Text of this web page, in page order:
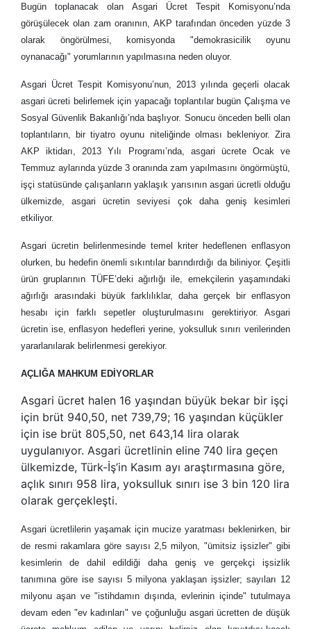
Bugün toplanacak olan Asgari Ücret Tespit Komisyonu’nda
görüşülecek olan zam oranının, AKP tarafından önceden yüzde 3
olarak öngörülmesi, komisyonda "demokrasicilik oyunu
oynanacağı" yorumlarının yapılmasına neden oluyor.
Asgari Ücret Tespit Komisyonu’nun, 2013 yılında geçerli olacak
asgari ücreti belirlemek için yapacağı toplantılar bugün Çalışma ve
Sosyal Güvenlik Bakanlığı’nda başlıyor. Sonucu önceden belli olan
toplantıların, bir tiyatro oyunu niteliğinde olması bekleniyor. Zira
AKP iktidarı, 2013 Yılı Programı’nda, asgari ücrete Ocak ve
Temmuz aylarında yüzde 3 oranında zam yapılmasını öngörmüştü,
işçi statüsünde çalışanların yaklaşık yarısının asgari ücretli olduğu
ülkemizde, asgari ücretin seviyesi çok daha geniş kesimleri
etkiliyor.
Asgari ücretin belirlenmesinde temel kriter hedeflenen enflasyon
olurken, bu hedefin önemli sıkıntılar barındırdığı da biliniyor. Çeşitli
ürün gruplarının TÜFE’deki ağırlığı ile, emekçilerin yaşamındaki
ağırlığı arasındaki büyük farklılıklar, daha gerçek bir enflasyon
hesabı için farklı sepetler oluşturulmasını gerektiriyor. Asgari
ücretin ise, enflasyon hedefleri yerine, yoksulluk sınırı verilerinden
yararlanılarak belirlenmesi gerekiyor.
AÇLIĞA MAHKUM EDİYORLAR
Asgari ücret halen 16 yaşından büyük bekar bir işçi
için brüt 940,50, net 739,79; 16 yaşından küçükler
için ise brüt 805,50, net 643,14 lira olarak
uygulanıyor. Asgari ücretlinin eline 740 lira geçen
ülkemizde, Türk-İş’in Kasım ayı araştırmasına göre,
açlık sınırı 958 lira, yoksulluk sınırı ise 3 bin 120 lira
olarak gerçekleşti.
Asgari ücretlilerin yaşamak için mucize yaratması beklenirken, bir
de resmi rakamlara göre sayısı 2,5 milyon, "ümitsiz işsizler" gibi
kesimlerin de dahil edildiği daha geniş ve gerçekçi işsizlik
tanımına göre ise sayısı 5 milyona yaklaşan işsizler; sayıları 12
milyonu aşan ve "istihdamın dışında, evlerinin içinde" tutulmaya
devam eden "ev kadınları" ve çoğunluğu asgari ücretten de düşük